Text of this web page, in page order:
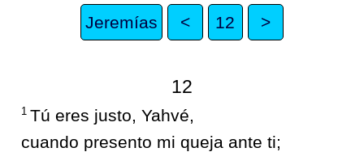
Jeremías < 12 >
12
1 Tú eres justo, Yahvé,
cuando presento mi queja ante ti;